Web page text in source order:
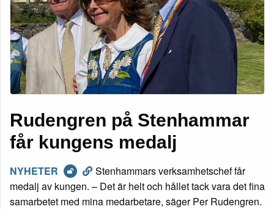
Rudengren på Stenhammar
får kungens medalj
NYHETER
Stenhammars verksamhetschef får
medalj av kungen. – Det är helt och hållet tack vara det fina
samarbetet med mina medarbetare, säger Per Rudengren.